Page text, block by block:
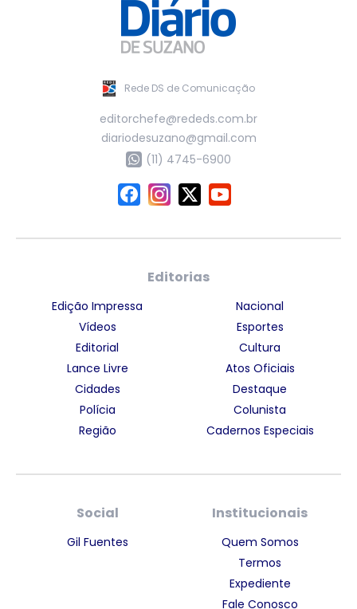
Rede DS de Comunicação
editorchefe@rededs.com.br
diariodesuzano@gmail.com
(11) 4745-6900
Editorias
Edição Impressa
Vídeos
Editorial
Lance Livre
Cidades
Polícia
Região
Nacional
Esportes
Cultura
Atos Oficiais
Destaque
Colunista
Cadernos Especiais
Social
Gil Fuentes
Institucionais
Quem Somos
Termos
Expediente
Fale Conosco